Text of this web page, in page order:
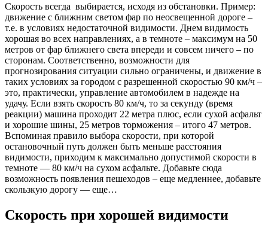
Скорость всегда выбирается, исходя из обстановки. Пример:
движение с ближним светом фар по неосвещенной дороге –
т.е. в условиях недостаточной видимости. Днем видимость
хорошая во всех направлениях, а в темноте – максимум на 50
метров от фар ближнего света впереди и совсем ничего – по
сторонам. Соответственно, возможности для
прогнозирования ситуации сильно ограничены, и движение в
таких условиях за городом с разрешенной скоростью 90 км/ч –
это, практически, управление автомобилем в надежде на
удачу. Если взять скорость 80 км/ч, то за секунду (время
реакции) машина проходит 22 метра плюс, если сухой асфальт
и хорошие шины, 25 метров торможения – итого 47 метров.
Вспоминая правило выбора скорости, при которой
остановочный путь должен быть меньше расстояния
видимости, приходим к максимально допустимой скорости в
темноте — 80 км/ч на сухом асфальте. Добавьте сюда
возможность появления пешеходов – еще медленнее, добавьте
скользкую дорогу — еще…
Скорость при хорошей видимости